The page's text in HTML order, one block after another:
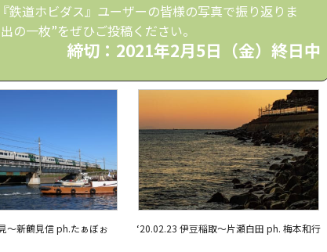
鉄道ホビダス』ユーザーの皆様の写真で振り返りま
の一枚”をぜひご投稿ください。
締切：2021年2月5日（金）終日中
～新鶴見信 ph.たぁぼぉ ‘20.02.23 伊豆稲取～片瀬白田 ph. 梅本和行